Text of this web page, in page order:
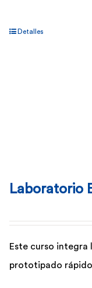
Detalles
Laboratorio
Este curso
prototipado